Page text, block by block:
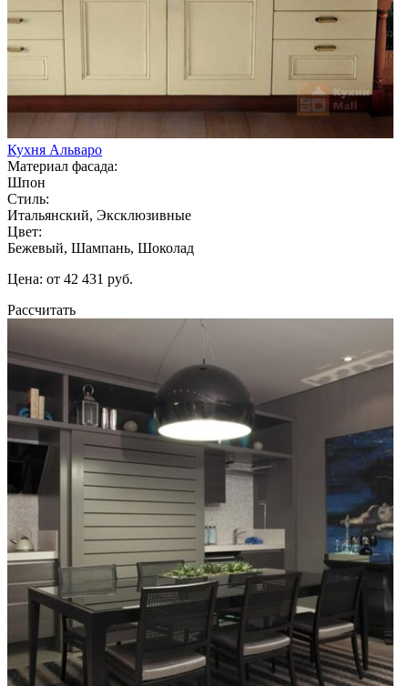
Кухня Альваро
Материал фасада:
Шпон
Стиль:
Итальянский, Эксклюзивные
Цвет:
Бежевый, Шампань, Шоколад
Цена: от 42 431 руб.
Рассчитать